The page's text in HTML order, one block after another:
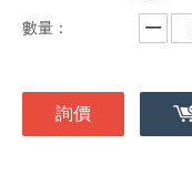
數量：
詢價